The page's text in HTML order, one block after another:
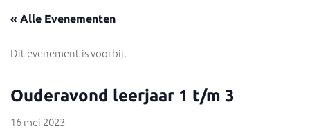
« Alle Evenementen
Dit evenement is voorbij.
Ouderavond leerjaar 1 t/m 3
16 mei 2023